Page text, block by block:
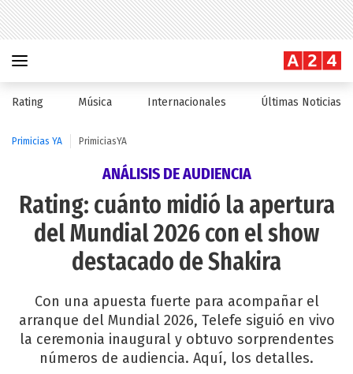
Rating Música Internacionales Últimas Noticias
Primicias YA PrimiciasYA
ANÁLISIS DE AUDIENCIA
Rating: cuánto midió la apertura
del Mundial 2026 con el show
destacado de Shakira
Con una apuesta fuerte para acompañar el
arranque del Mundial 2026, Telefe siguió en vivo
la ceremonia inaugural y obtuvo sorprendentes
números de audiencia. Aquí, los detalles.